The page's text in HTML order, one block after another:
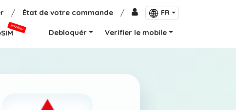
/ État de votre commande / FR
NOUVEAU
Debloquér Verifier le mobile